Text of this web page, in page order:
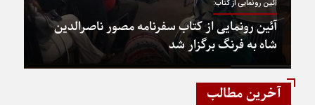
آئین رونمایی از کتاب:
آئین رونمایی از کتاب سفرنامه مصور ناصرالدین
شاه به فرنگ برگزار شد
آخرین مطالب